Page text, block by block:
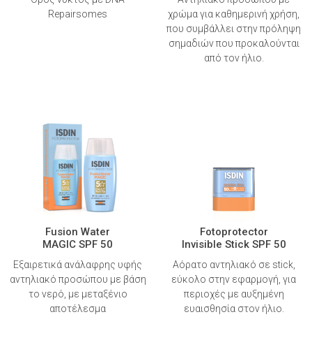
Repairsomes
χρώμα για καθημερινή χρήση,
που συμβάλλει στην πρόληψη
σημαδιών που προκαλούνται
από τον ήλιο.
Fusion Water
MAGIC SPF 50
Εξαιρετικά ανάλαφρης υφής
αντηλιακό προσώπου με βάση
το νερό, με μεταξένιο
αποτέλεσμα
Fotoprotector
Invisible Stick SPF 50
Αόρατο αντηλιακό σε stick,
εύκολο στην εφαρμογή, για
περιοχές με αυξημένη
ευαισθησία στον ήλιο.